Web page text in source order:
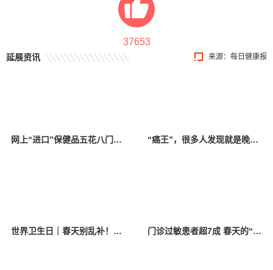
37653
来源：每日健康报
延展资讯
网上“进口”保健品五花八门靠谱吗？市监局长划重点：认准这一标志，莫把食品当药吃 “癌王”，很多人发现就是晚期！有这个习惯赶紧改
世界卫生日｜春天别乱补！专家“偷懒式”养生法，全家都能用 门诊过敏患者超7成 春天的“飞絮烦恼”如何破解？